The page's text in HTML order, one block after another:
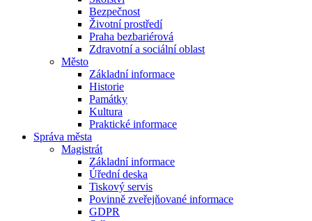
Bezpečnost
Životní prostředí
Praha bezbariérová
Zdravotní a sociální oblast
Město
Základní informace
Historie
Památky
Kultura
Praktické informace
Správa města
Magistrát
Základní informace
Úřední deska
Tiskový servis
Povinně zveřejňované informace
GDPR